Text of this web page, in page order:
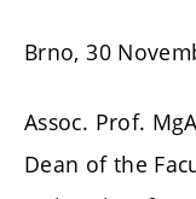
Brno, 30
Assoc. Prof.
Dean of the